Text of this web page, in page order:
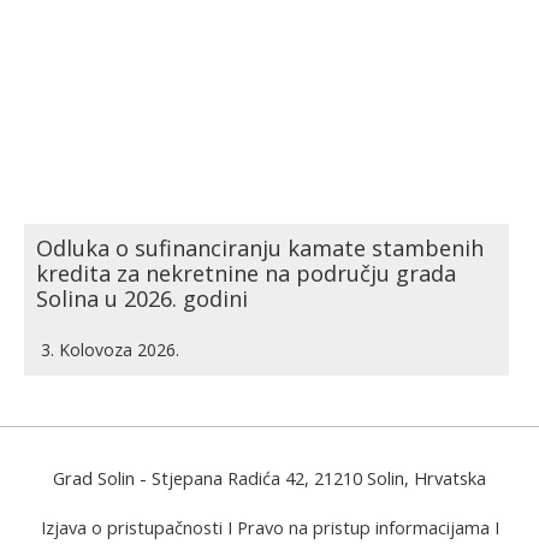
Odluka o sufinanciranju kamate stambenih
kredita za nekretnine na području grada
Solina u 2026. godini
3. Kolovoza 2026.
Grad Solin - Stjepana Radića 42, 21210 Solin, Hrvatska
Izjava o pristupačnosti I Pravo na pristup informacijama I